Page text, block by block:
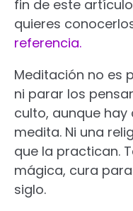
fin de este
quieres
referencia.
Meditación no es
ni parar los
culto, aunque hay
medita. Ni una
que la practican.
mágica, cura
siglo.